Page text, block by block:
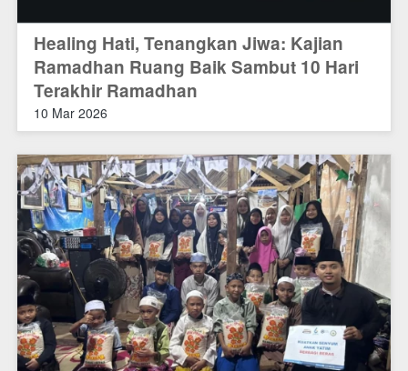
Healing Hati, Tenangkan Jiwa: Kajian
Ramadhan Ruang Baik Sambut 10 Hari
Terakhir Ramadhan
10 Mar 2026